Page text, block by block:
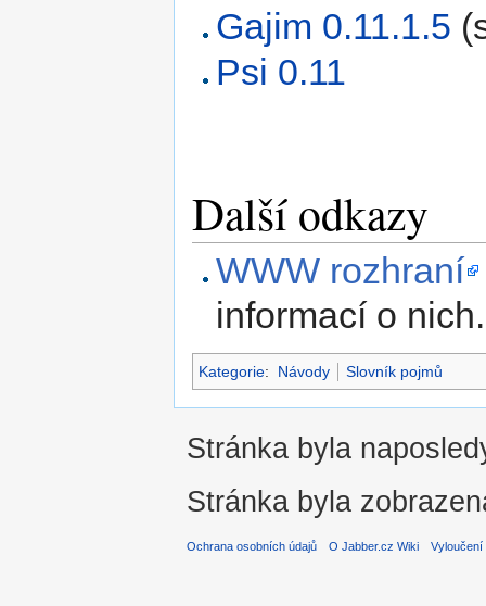
Gajim 0.11.1.5
Psi 0.11
Další odkazy
WWW rozhraní
informací o nich.
Kategorie: Návody Slovník pojmů
Stránka byla
Stránka byla
Ochrana osobních údajů O Jabber.cz Wiki Vyloučení